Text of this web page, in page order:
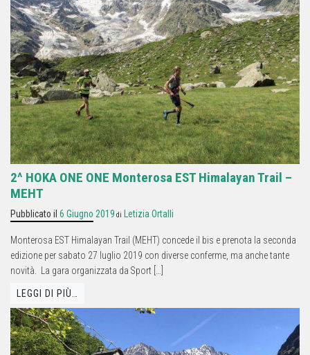
2^ HOKA ONE ONE Monterosa EST Himalayan Trail –
MEHT
Pubblicato il 6 Giugno 2019 di Letizia Ortalli
Monterosa EST Himalayan Trail (MEHT) concede il bis e prenota la seconda
edizione per sabato 27 luglio 2019 con diverse conferme, ma anche tante
novità. La gara organizzata da Sport […]
LEGGI DI PIÙ…